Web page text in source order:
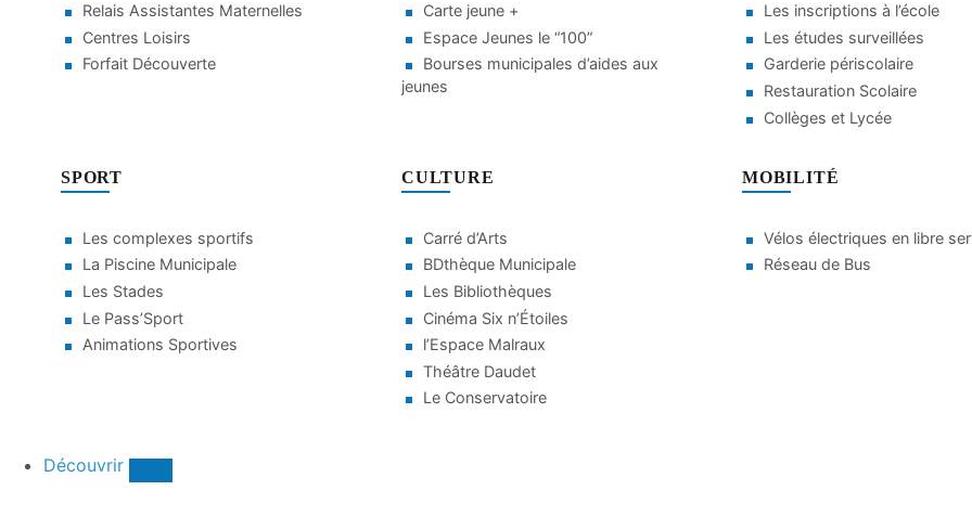
Relais Assistantes Maternelles
Centres Loisirs
Forfait Découverte
Carte jeune +
Espace Jeunes le “100”
Bourses municipales d’aides aux
jeunes
Les inscriptions à l’école
Les études surveillées
Garderie périscolaire
Restauration Scolaire
Collèges et Lycée
SPORT
Les complexes sportifs
La Piscine Municipale
Les Stades
Le Pass’Sport
Animations Sportives
CULTURE
Carré d’Arts
BDthèque Municipale
Les Bibliothèques
Cinéma Six n’Étoiles
l’Espace Malraux
Théâtre Daudet
Le Conservatoire
MOBILITÉ
Vélos électriques en libre
Réseau de Bus
Découvrir